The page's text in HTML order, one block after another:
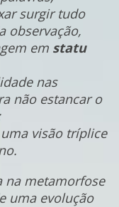
surgir tudo
observação,
em statu
nas
não estancar o
visão tríplice
na metamorfose
uma evolução